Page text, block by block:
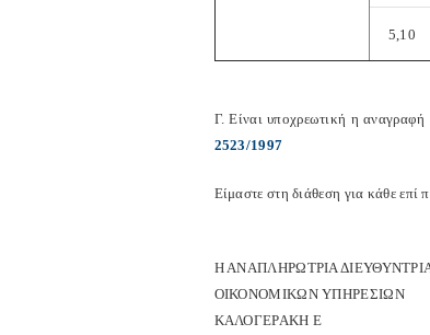
5,10
Γ. Είναι υποχρεωτική η
2523/1997
Είμαστε στη διάθεση για κάθε επί
Η ΑΝΑΠΛΗΡΩΤΡΙΑ
ΟΙΚΟΝΟΜΙΚΩΝ ΥΠΗΡΕΣΙΩΝ
ΚΑΛΟΓΕΡΑΚΗ Ε